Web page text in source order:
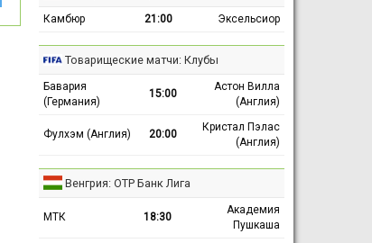
Камбюр 21:00 Эксельсиор
Товарищеские матчи: Клубы
Бавария
(Германия)
15:00
Астон Вилла
(Англия)
Фулхэм (Англия) 20:00
Кристал Пэлас
(Англия)
Венгрия: ОТР Банк Лига
МТК 18:30
Академия
Пушкаша